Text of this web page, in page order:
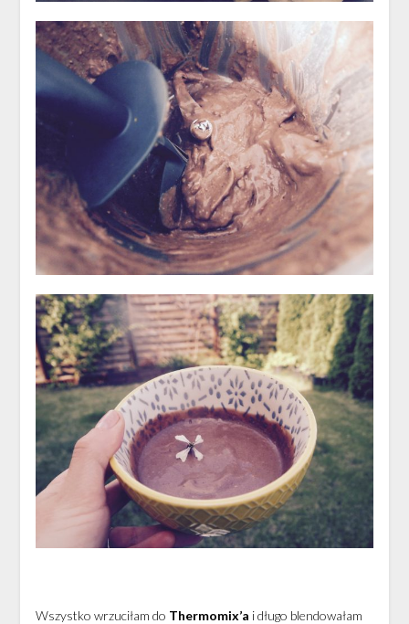
Wszystko wrzuciłam do Thermomix’a i długo blendowałam